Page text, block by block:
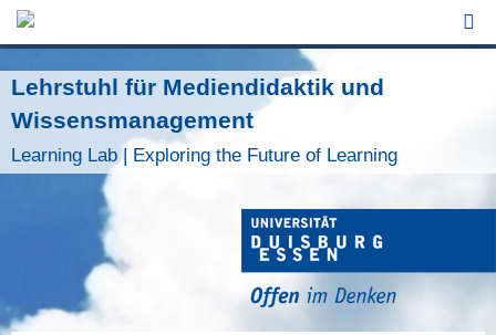
Jump to Navigation
Lehrstuhl für Mediendidaktik und
Wissensmanagement
Learning Lab | Exploring the Future of Learning